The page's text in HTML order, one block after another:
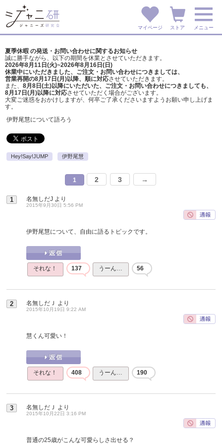
マイページ ストア メニュー
夏季休暇 の発送・お問い合わせに関するお知らせ
誠に勝手ながら、以下の期間を休業とさせていただきます。
2026年8月11日(火)~2026年8月16日(日)
休業中にいただきました、ご注文・お問い合わせにつきましては、
営業再開の8月17日(月)以降、順に対応させていただきます。
また、 8月8日(土)以降にいただいた、ご注文・ お問い合わせにつきましても、
8月17日(月)以降に対応させていただく場合がございます。
大変ご迷惑をおかけしますが、 何卒ご了承くださいますようお願い申し上げま
す。
伊野尾慧について語ろう
Hey!Say!JUMP 伊野尾慧
1 2 3 →
1 名無しだJ より
2015年9月30日 5:56 PM
伊野尾慧について、自由に語るトピックです。
それな！ 137 うーん… 56
2 名無しだＪ より
2015年10月19日 9:22 AM
慧くん可愛い！
それな！ 408 うーん… 190
3 名無しだＪ より
2015年10月22日 3:16 PM
普通の25歳がこんな可愛らしさ出せる？